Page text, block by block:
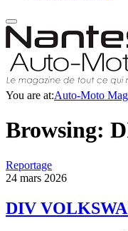
You are at:Auto-Moto
Browsing:
Reportage
24 mars 2026
DIV